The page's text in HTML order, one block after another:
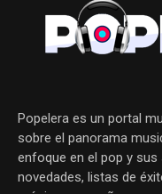
Popelera es un portal
sobre el panorama
enfoque en el pop y
novedades, listas de